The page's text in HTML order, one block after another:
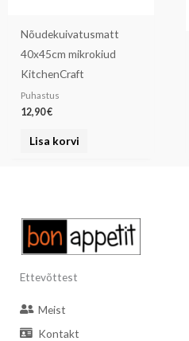
Nõudekuivatusmatt
40x45cm mikrokiud
KitchenCraft
Puhastus
12,90€
Lisa korvi
Ettevõttest
Meist
Kontakt